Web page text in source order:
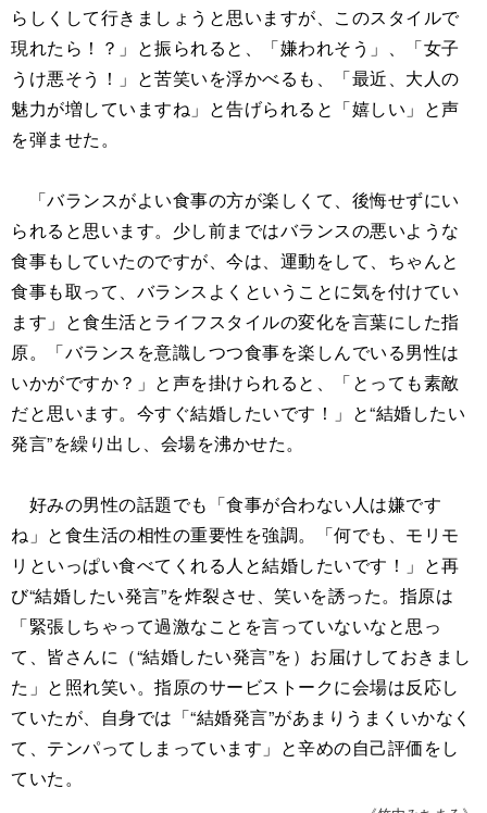
らしくして行きましょうと思いますが、このスタイルで
現れたら！？」と振られると、「嫌われそう」、「女子
うけ悪そう！」と苦笑いを浮かべるも、「最近、大人の
魅力が増していますね」と告げられると「嬉しい」と声
を弾ませた。
「バランスがよい食事の方が楽しくて、後悔せずにい
られると思います。少し前まではバランスの悪いような
食事もしていたのですが、今は、運動をして、ちゃんと
食事も取って、バランスよくということに気を付けてい
ます」と食生活とライフスタイルの変化を言葉にした指
原。「バランスを意識しつつ食事を楽しんでいる男性は
いかがですか？」と声を掛けられると、「とっても素敵
だと思います。今すぐ結婚したいです！」と“結婚したい
発言”を繰り出し、会場を沸かせた。
好みの男性の話題でも「食事が合わない人は嫌です
ね」と食生活の相性の重要性を強調。「何でも、モリモ
リといっぱい食べてくれる人と結婚したいです！」と再
び“結婚したい発言”を炸裂させ、笑いを誘った。指原は
「緊張しちゃって過激なことを言っていないなと思っ
て、皆さんに（“結婚したい発言”を）お届けしておきまし
た」と照れ笑い。指原のサービストークに会場は反応し
ていたが、自身では「“結婚発言”があまりうまくいかなく
て、テンパってしまっています」と辛めの自己評価をし
ていた。